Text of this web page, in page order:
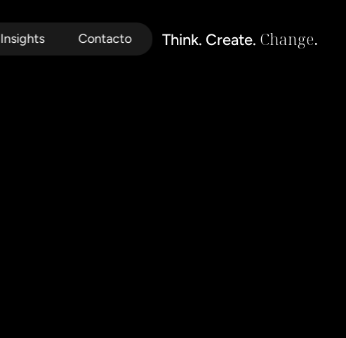
Insights Contacto Think. Create. Change.